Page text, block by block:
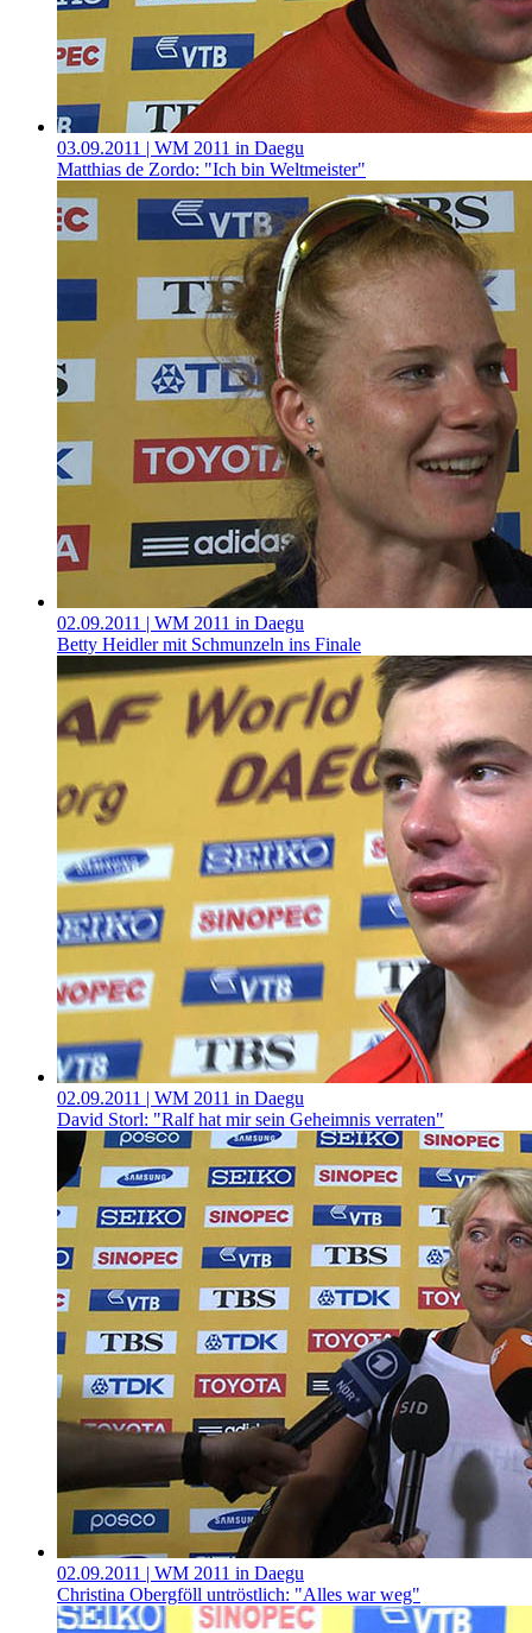
03.09.2011 | WM 2011 in Daegu
Matthias de Zordo: "Ich bin Weltmeister"
02.09.2011 | WM 2011 in Daegu
Betty Heidler mit Schmunzeln ins Finale
02.09.2011 | WM 2011 in Daegu
David Storl: "Ralf hat mir sein Geheimnis verraten"
02.09.2011 | WM 2011 in Daegu
Christina Obergföll untröstlich: "Alles war weg"